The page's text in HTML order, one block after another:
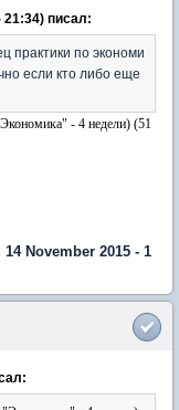
21:34) писал:
практики по экономи
если кто либо еще
- 4 недели) (51
November 2015 - 1